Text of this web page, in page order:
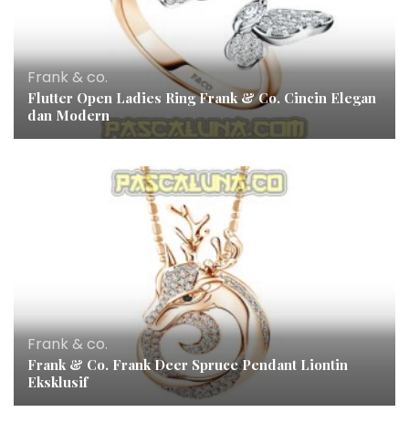
Frank & co.
Flutter Open Ladies Ring Frank & Co. Cincin Elegan
dan Modern
Frank & co.
Frank & Co. Frank Deer Spruce Pendant Liontin
Eksklusif